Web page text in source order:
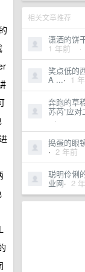
相关文章推荐
潇洒的饼
1 年前 ·
笑点低的
A ...· 1
奔跑的草
苏芮”应
·
捣蛋的眼
· 2 年前
聪明伶俐
业网· 2